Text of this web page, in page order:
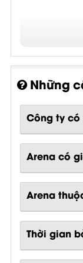
Những
Công ty
Arena có
Arena
Thời gian